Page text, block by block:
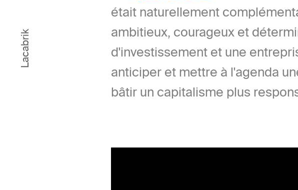
Lacabrik
était naturellement
ambitieux, courageux et
d'investissement et une
anticiper et mettre à l'agenda
bâtir un capitalisme plus